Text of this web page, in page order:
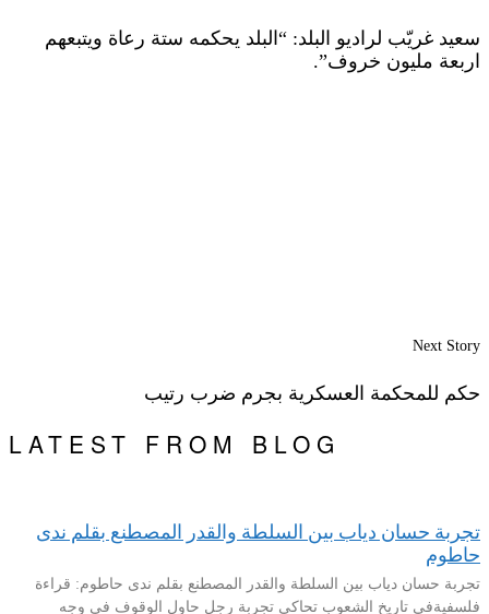
سعيد غريّب لراديو البلد: “البلد يحكمه ستة رعاة ويتبعهم
اربعة مليون خروف”.
Next Story
حكم للمحكمة العسكرية بجرم ضرب رتيب
LATEST FROM BLOG
تجربة حسان دياب بين السلطة والقدر المصطنع بقلم ندى
حاطوم
تجربة حسان دياب بين السلطة والقدر المصطنع بقلم ندى حاطوم: قراءة
فلسفيةفي تاريخ الشعوب تحاكي تجربة رجلٍ حاول الوقوف في وجه